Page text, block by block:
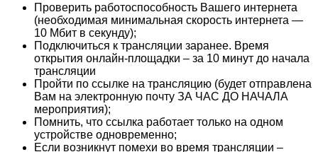
Проверить работоспособность Вашего интернета
(необходимая минимальная скорость интернета —
10 Мбит в секунду);
Подключиться к трансляции заранее. Время
открытия онлайн-площадки – за 10 минут до начала
трансляции
Пройти по ссылке на трансляцию (будет отправлена
Вам на электронную почту ЗА ЧАС ДО НАЧАЛА
мероприятия);
Помнить, что ссылка работает только на одном
устройстве одновременно;
Если возникнут помехи во время трансляции –